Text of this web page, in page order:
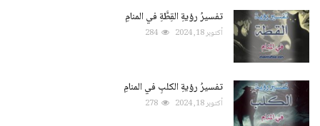
تفسيرُ رؤيةِ القِطَّةِ في المنامِ
أكتوبر 18, 2024 284
تفسيرُ رؤيةِ الكلبِ في المنامِ
أكتوبر 18, 2024 278